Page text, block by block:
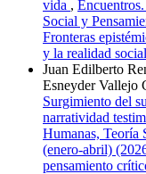
vida ,
Social y
Fronteras
y la realidad
Juan Edilberto
Esneyder Vallejo
Surgimiento del
narratividad
Humanas, Teoría
(enero-abril)
pensamiento